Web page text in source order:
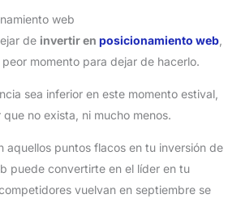
web
de invertir en posicionamiento web,
momento para dejar de hacerlo.
sea inferior en este momento estival,
no exista, ni mucho menos.
aquellos puntos flacos en tu inversión de
puede convertirte en el líder en tu
vuelvan en septiembre se